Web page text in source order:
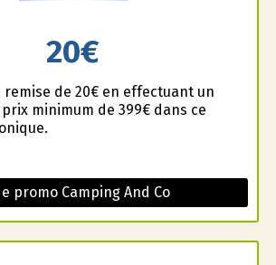
20€
remise de 20€ en effectuant un
minimum de 399€ dans ce
promo Camping And Co